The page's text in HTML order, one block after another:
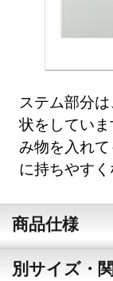
ステム部分
状をしてい
み物を入れ
に持ちやすく
商品仕様
別サイズ・